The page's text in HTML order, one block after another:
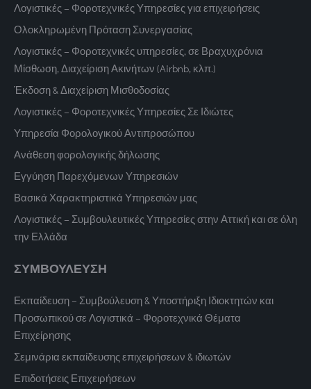
Λογιστικές – Φοροτεχνικές Υπηρεσίες για επιχειρήσεις
Ολοκληρωμένη Πρόταση Συνεργασίας
Λογιστικές – Φοροτεχνικές υπηρεσίες, σε Βραχυχρόνια
Μίσθωση, Διαχείριση Ακινήτων (Airbnb, κλπ.)
Έκδοση & Διαχείριση Μισθοδοσίας
Λογιστικές – Φοροτεχνικές Υπηρεσίες Σε Ιδιώτες
Υπηρεσία Φορολογικού Αντιπροσώπου
Ανάθεση φορολογικής δήλωσης
Εγγύηση Παρεχόμενων Υπηρεσιών
Βασικά Χαρακτηριστικά Υπηρεσιών μας
Λογιστικές – Συμβουλευτικές Υπηρεσίες στην Αττική και σε όλη
την Ελλάδα
ΣΥΜΒΟΥΛΕΥΣΗ
Εκπαίδευση – Συμβούλευση & Υποστήριξη Ιδιοκτητών και
Προσωπικού σε Λογιστικά – Φοροτεχνικά Θέματα
Επιχείρησης
Σεμινάρια εκπαίδευσης επιχειρήσεων & ιδιωτών
Επιδοτήσεις Επιχειρήσεων